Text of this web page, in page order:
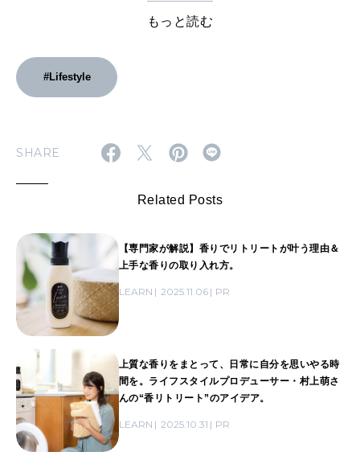
もっと読む
#Lifestyle
SHARE
Related Posts
【専門家が解説】香りでリトリートが叶う理由＆
上手な香りの取り入れ方。
LEARN 2025.11.06 PR
上質な香りをまとって、日常に自分を思いやる時
間を。ライフスタイルプロデューサー・村上萌さ
んの“香リトリート”のアイデア。
LEARN 2025.10.31 PR